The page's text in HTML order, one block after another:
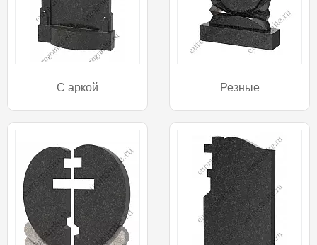
С аркой Резные